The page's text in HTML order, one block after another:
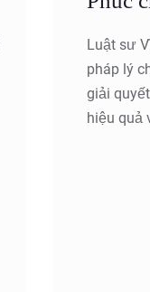
Luật sư
pháp lý
giải
hiệu quả